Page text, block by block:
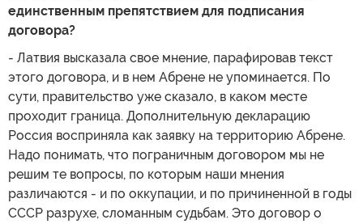
единственным препятствием для подписания
договора?
- Латвия высказала свое мнение, парафировав текст
этого договора, и в нем Абрене не упоминается. По
сути, правительство уже сказало, в каком месте
проходит граница. Дополнительную декларацию
Россия восприняла как заявку на территорию Абрене.
Надо понимать, что пограничным договором мы не
решим те вопросы, по которым наши мнения
различаются - и по оккупации, и по причиненной в годы
СССР разрухе, сломанным судьбам. Это договор о